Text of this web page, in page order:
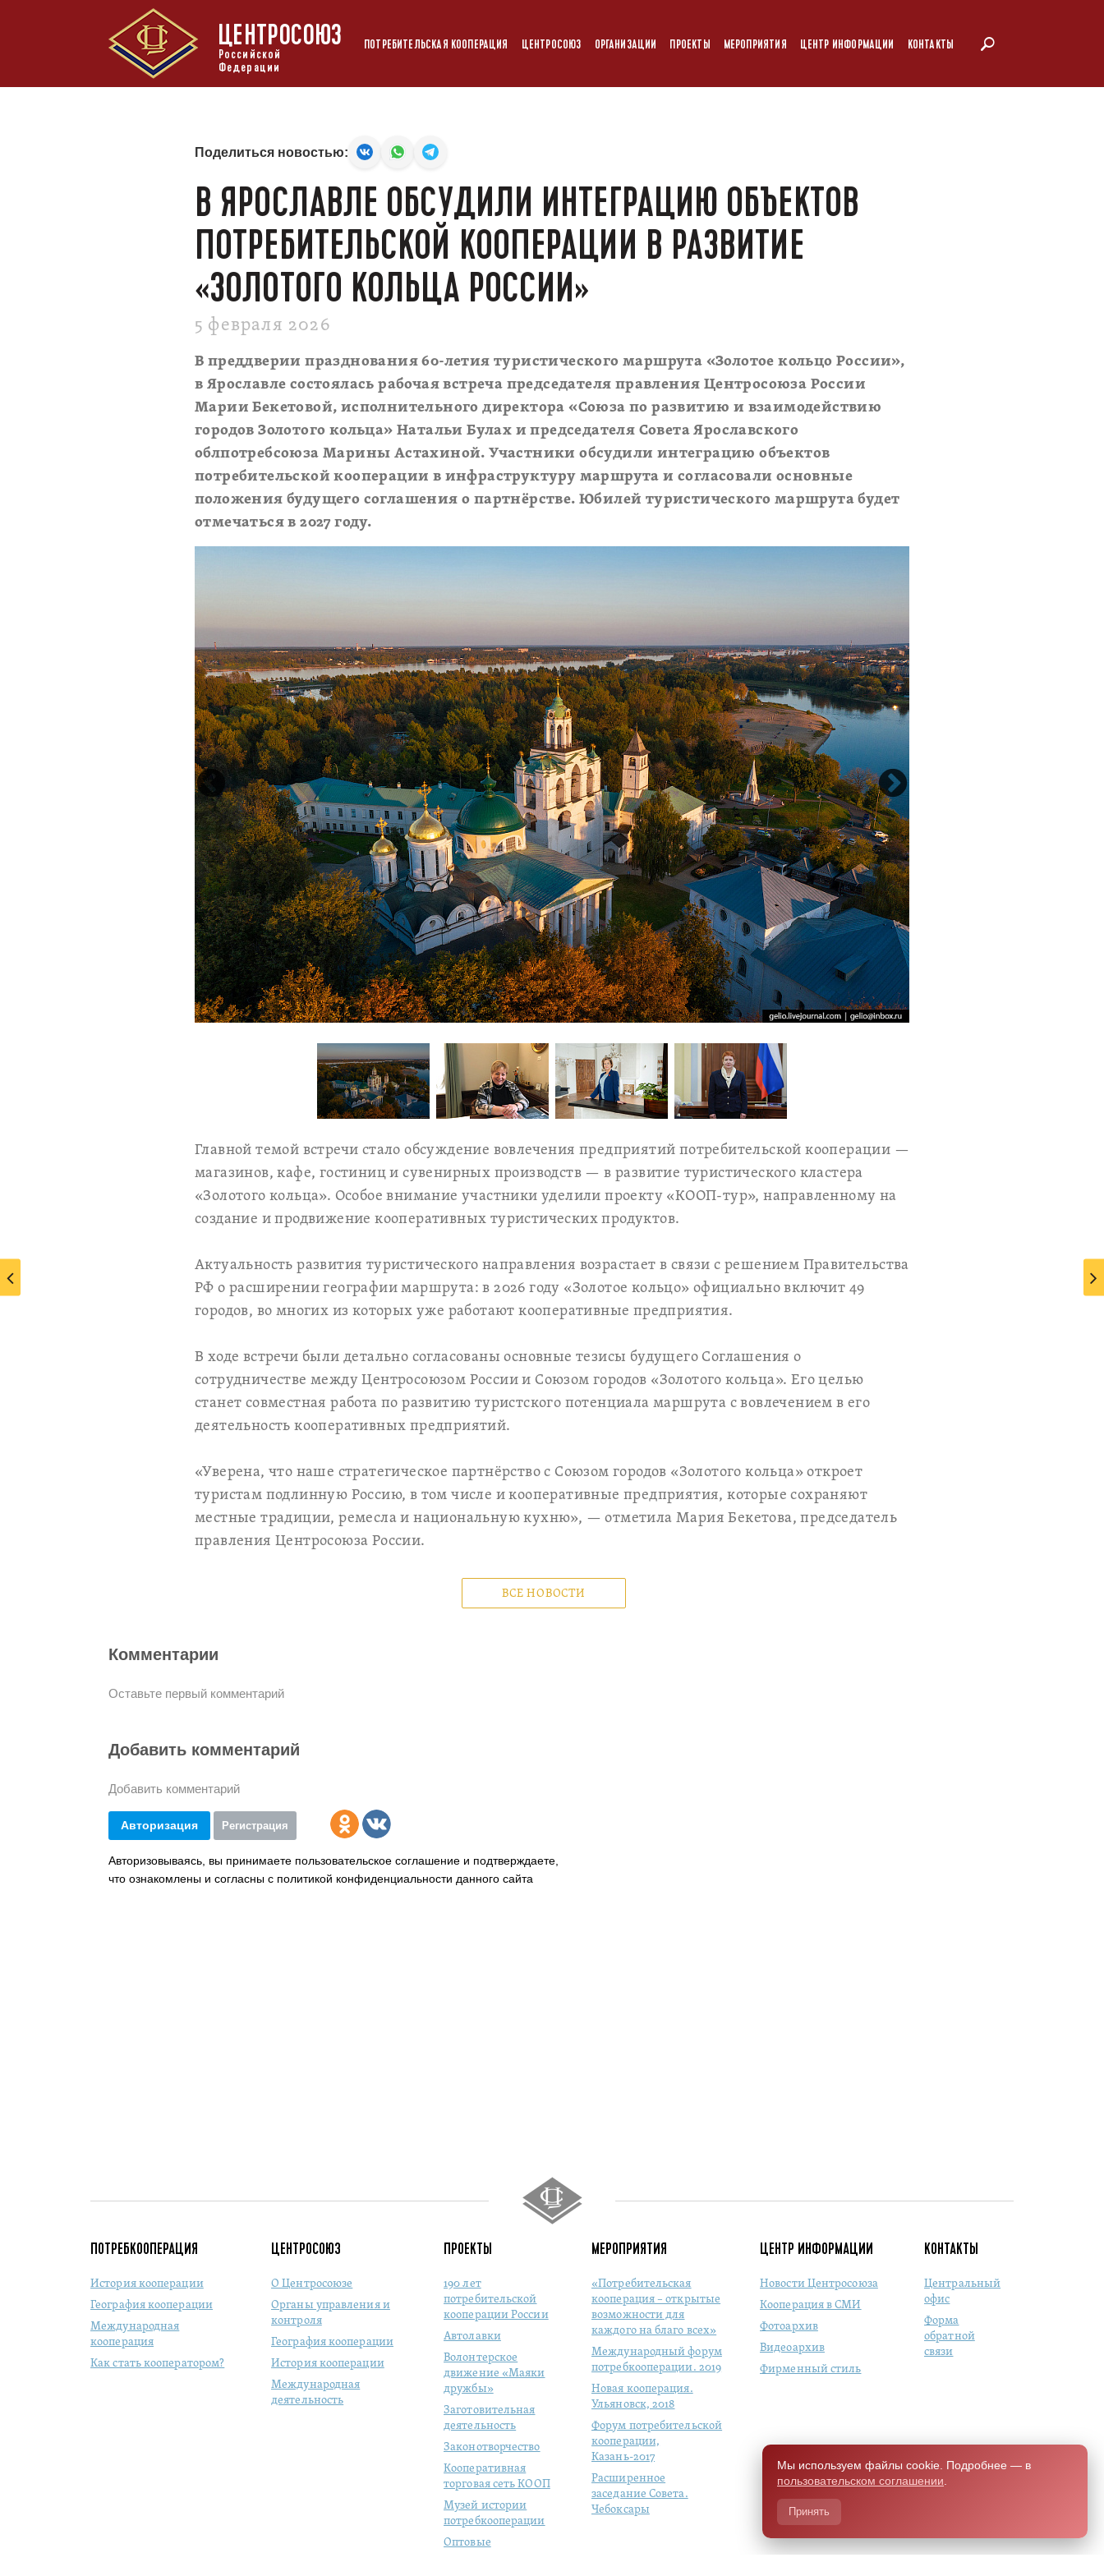
ЦЕНТРОСОЮЗ
Российской
Федерации
ПОТРЕБИТЕЛЬСКАЯ КООПЕРАЦИЯ ЦЕНТРОСОЮЗ ОРГАНИЗАЦИИ ПРОЕКТЫ МЕРОПРИЯТИЯ ЦЕНТР ИНФОРМАЦИИ КОНТАКТЫ
Поделиться новостью:
В ЯРОСЛАВЛЕ ОБСУДИЛИ ИНТЕГРАЦИЮ ОБЪЕКТОВ
ПОТРЕБИТЕЛЬСКОЙ КООПЕРАЦИИ В РАЗВИТИЕ
«ЗОЛОТОГО КОЛЬЦА РОССИИ»
5 февраля 2026
В преддверии празднования 60-летия туристического маршрута «Золотое кольцо России»,
в Ярославле состоялась рабочая встреча председателя правления Центросоюза России
Марии Бекетовой, исполнительного директора «Союза по развитию и взаимодействию
городов Золотого кольца» Натальи Булах и председателя Совета Ярославского
облпотребсоюза Марины Астахиной. Участники обсудили интеграцию объектов
потребительской кооперации в инфраструктуру маршрута и согласовали основные
положения будущего соглашения о партнёрстве. Юбилей туристического маршрута будет
отмечаться в 2027 году.
Главной темой встречи стало обсуждение вовлечения предприятий потребительской кооперации —
магазинов, кафе, гостиниц и сувенирных производств — в развитие туристического кластера
«Золотого кольца». Особое внимание участники уделили проекту «КООП-тур», направленному на
создание и продвижение кооперативных туристических продуктов.
Актуальность развития туристического направления возрастает в связи с решением Правительства
РФ о расширении географии маршрута: в 2026 году «Золотое кольцо» официально включит 49
городов, во многих из которых уже работают кооперативные предприятия.
В ходе встречи были детально согласованы основные тезисы будущего Соглашения о
сотрудничестве между Центросоюзом России и Союзом городов «Золотого кольца». Его целью
станет совместная работа по развитию туристского потенциала маршрута с вовлечением в его
деятельность кооперативных предприятий.
«Уверена, что наше стратегическое партнёрство с Союзом городов «Золотого кольца» откроет
туристам подлинную Россию, в том числе и кооперативные предприятия, которые сохраняют
местные традиции, ремесла и национальную кухню», — отметила Мария Бекетова, председатель
правления Центросоюза России.
ВСЕ НОВОСТИ
Комментарии
Оставьте первый комментарий
Добавить комментарий
Добавить комментарий
Авторизация Регистрация
Авторизовываясь, вы принимаете пользовательское соглашение и подтверждаете,
что ознакомлены и согласны с политикой конфиденциальности данного сайта
ПОТРЕБКООПЕРАЦИЯ
История кооперации
География кооперации
Международная
кооперация
Как стать кооператором?
ЦЕНТРОСОЮЗ
О Центросоюзе
Органы управления и
контроля
География кооперации
История кооперации
Международная
деятельность
ПРОЕКТЫ
190 лет
потребительской
кооперации России
Автолавки
Волонтерское
движение «Маяки
дружбы»
Заготовительная
деятельность
Законотворчество
Кооперативная
торговая сеть КООП
Музей истории
потребкооперации
Оптовые
МЕРОПРИЯТИЯ
«Потребительская
кооперация – открытые
возможности для
каждого на благо всех»
Международный форум
потребкооперации. 2019
Новая кооперация.
Ульяновск, 2018
Форум потребительской
кооперации,
Казань-2017
Расширенное
заседание Совета.
Чебоксары
ЦЕНТР ИНФОРМАЦИИ
Новости Центросоюза
Кооперация в СМИ
Фотоархив
Видеоархив
Фирменный стиль
КОНТАКТЫ
Центральный
офис
Форма
обратной
связи
Мы используем файлы cookie. Подробнее — в
пользовательском соглашении
Принять